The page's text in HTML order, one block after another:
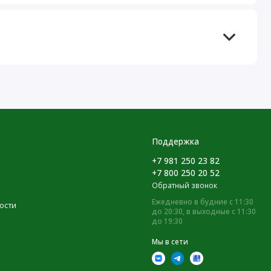
Поддержка
+7 981 250 23 82
+7 800 250 20 52
Обратный звонок
Ежедневно в будние с 11:30
до 20:30, в выходные с 11:30
до 19:30
Мы в сети